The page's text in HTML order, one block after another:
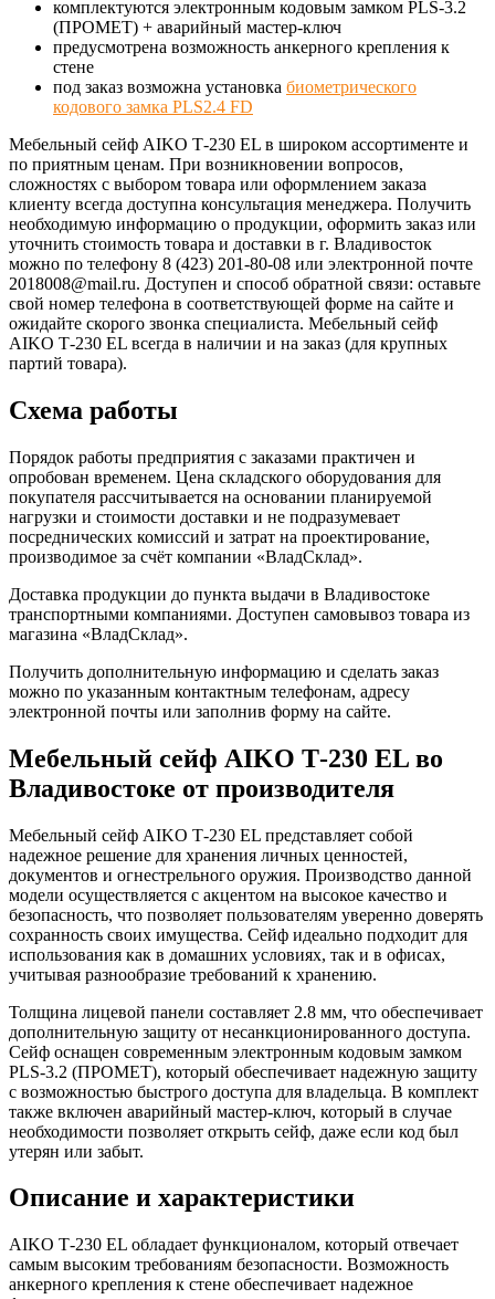
комплектуются электронным кодовым замком PLS-3.2
(ПРОМЕТ) + аварийный мастер-ключ
предусмотрена возможность анкерного крепления к
стене
под заказ возможна установка биометрического
кодового замка PLS2.4 FD
Мебельный сейф AIKO Т-230 EL в широком ассортименте и
по приятным ценам. При возникновении вопросов,
сложностях с выбором товара или оформлением заказа
клиенту всегда доступна консультация менеджера. Получить
необходимую информацию о продукции, оформить заказ или
уточнить стоимость товара и доставки в г. Владивосток
можно по телефону 8 (423) 201-80-08 или электронной почте
2018008@mail.ru. Доступен и способ обратной связи: оставьте
свой номер телефона в соответствующей форме на сайте и
ожидайте скорого звонка специалиста. Мебельный сейф
AIKO Т-230 EL всегда в наличии и на заказ (для крупных
партий товара).
Схема работы
Порядок работы предприятия с заказами практичен и
опробован временем. Цена складского оборудования для
покупателя рассчитывается на основании планируемой
нагрузки и стоимости доставки и не подразумевает
посреднических комиссий и затрат на проектирование,
производимое за счёт компании «ВладСклад».
Доставка продукции до пункта выдачи в Владивостоке
транспортными компаниями. Доступен самовывоз товара из
магазина «ВладСклад».
Получить дополнительную информацию и сделать заказ
можно по указанным контактным телефонам, адресу
электронной почты или заполнив форму на сайте.
Мебельный сейф AIKO Т-230 EL во
Владивостоке от производителя
Мебельный сейф AIKO Т-230 EL представляет собой
надежное решение для хранения личных ценностей,
документов и огнестрельного оружия. Производство данной
модели осуществляется с акцентом на высокое качество и
безопасность, что позволяет пользователям уверенно доверять
сохранность своих имущества. Сейф идеально подходит для
использования как в домашних условиях, так и в офисах,
учитывая разнообразие требований к хранению.
Толщина лицевой панели составляет 2.8 мм, что обеспечивает
дополнительную защиту от несанкционированного доступа.
Сейф оснащен современным электронным кодовым замком
PLS-3.2 (ПРОМЕТ), который обеспечивает надежную защиту
с возможностью быстрого доступа для владельца. В комплект
также включен аварийный мастер-ключ, который в случае
необходимости позволяет открыть сейф, даже если код был
утерян или забыт.
Описание и характеристики
AIKO Т-230 EL обладает функционалом, который отвечает
самым высоким требованиям безопасности. Возможность
анкерного крепления к стене обеспечивает надежное